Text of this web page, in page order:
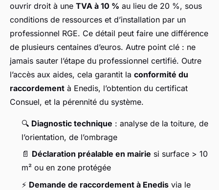
ouvrir droit à une TVA à 10 % au lieu de 20 %, sous
conditions de ressources et d’installation par un
professionnel RGE. Ce détail peut faire une différence
de plusieurs centaines d’euros. Autre point clé : ne
jamais sauter l’étape du professionnel certifié. Outre
l’accès aux aides, cela garantit la conformité du
raccordement à Enedis, l’obtention du certificat
Consuel, et la pérennité du système.
🔍 Diagnostic technique : analyse de la toiture, de
l’orientation, de l’ombrage
📄 Déclaration préalable en mairie si surface > 10
m² ou en zone protégée
⚡ Demande de raccordement à Enedis via le